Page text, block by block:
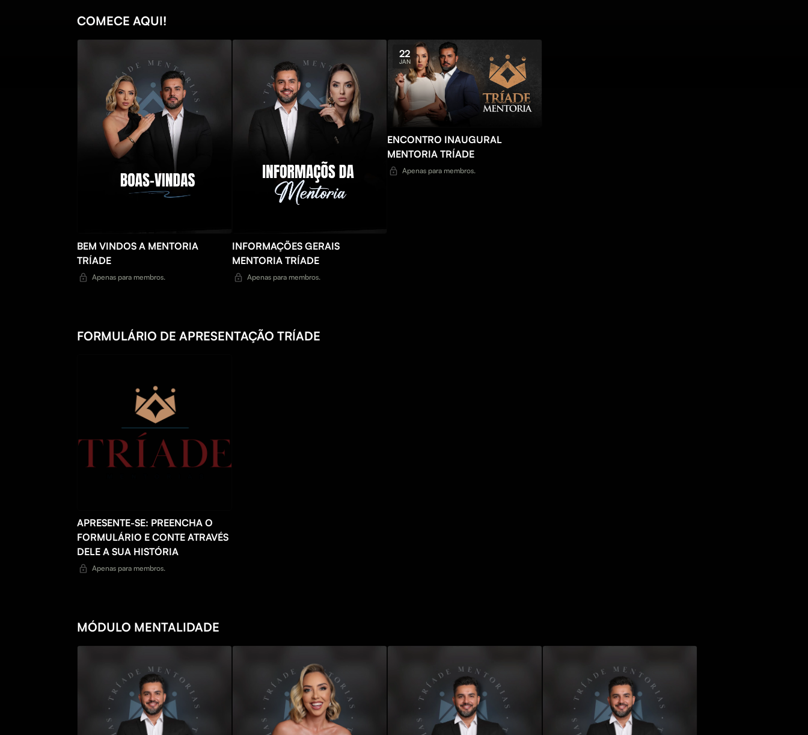
COMECE AQUI!
BEM VINDOS A MENTORIA
TRÍADE
Apenas para membros.
INFORMAÇÕES GERAIS
MENTORIA TRÍADE
Apenas para membros.
22
JAN
ENCONTRO INAUGURAL
MENTORIA TRÍADE
Apenas para membros.
FORMULÁRIO DE APRESENTAÇÃO TRÍADE
APRESENTE-SE: PREENCHA O
FORMULÁRIO E CONTE ATRAVÉS
DELE A SUA HISTÓRIA
Apenas para membros.
MÓDULO MENTALIDADE